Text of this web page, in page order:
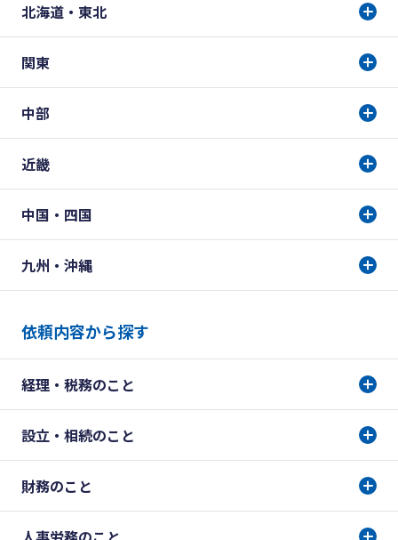
北海道・東北
関東
中部
近畿
中国・四国
九州・沖縄
依頼内容から探す
経理・税務のこと
設立・相続のこと
財務のこと